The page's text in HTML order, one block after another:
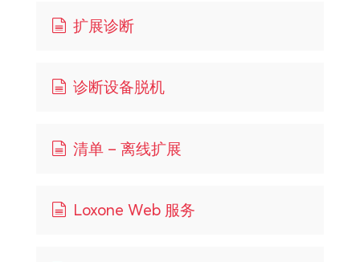
扩展诊断
诊断设备脱机
清单 – 离线扩展
Loxone Web 服务